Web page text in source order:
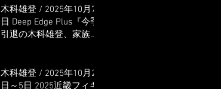
木科雄登 / 2025年10月7
日 Deep Edge Plus『今季
引退の木科雄登、家族や
全日本、絶対見に来
て」』
木科雄登 / 2025年10月2
日～5日 2025近畿フィギ